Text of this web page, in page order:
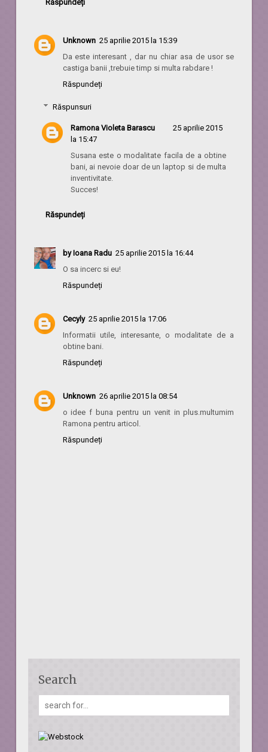
Răspundeți
Unknown 25 aprilie 2015 la 15:39
Da este interesant , dar nu chiar asa de usor se
castiga banii ,trebuie timp si multa rabdare !
Răspundeți
Răspunsuri
Ramona Violeta Barascu
25 aprilie 2015
la 15:47
Susana este o modalitate facila de a obtine
bani, ai nevoie doar de un laptop si de multa
inventivitate.
Succes!
Răspundeți
by Ioana Radu 25 aprilie 2015 la 16:44
O sa incerc si eu!
Răspundeți
Cecyly 25 aprilie 2015 la 17:06
Informatii utile, interesante, o modalitate de a
obtine bani.
Răspundeți
Unknown 26 aprilie 2015 la 08:54
o idee f buna pentru un venit in plus.multumim
Ramona pentru articol.
Răspundeți
Search